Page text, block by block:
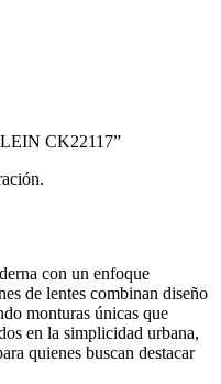
CK22117”
con un enfoque
de lentes combinan diseño
monturas únicas que
en la simplicidad urbana,
quienes buscan destacar